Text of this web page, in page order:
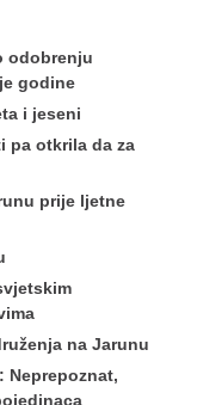
odobrenju
godine
i jeseni
pa otkrila da za
prije ljetne
na Jarunu
Neprepoznat,